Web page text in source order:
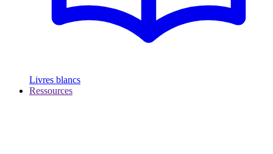
Livres blancs
Ressources